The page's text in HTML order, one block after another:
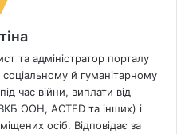
та адміністратор порталу
соціальному й гуманітарному
час війни, виплати від
ООН, ACTED та інших) і
осіб. Відповідає за